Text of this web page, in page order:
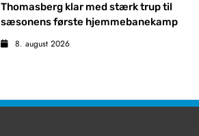
Thomasberg klar med stærk trup til
sæsonens første hjemmebanekamp
8. august 2026